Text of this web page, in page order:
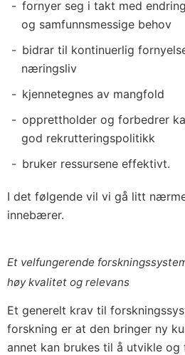
fornyer seg i takt med
og samfunnsmessige behov
bidrar til kontinuerlig
næringsliv
kjennetegnes av mangfold
opprettholder og forbedrer
god rekrutteringspolitikk
bruker ressursene effektivt.
I det følgende vil vi gå litt
innebærer.
Et velfungerende
høy kvalitet og relevans
Et generelt krav til
forskning er at den bringer ny
annet kan brukes til å utvikle